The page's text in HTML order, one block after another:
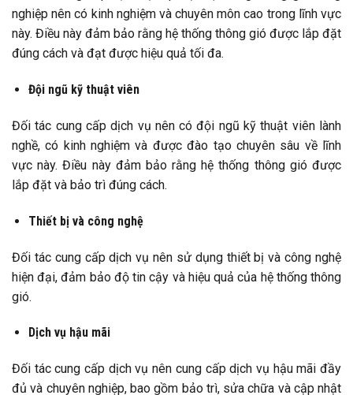
nghiệp nên có kinh nghiệm và chuyên môn cao trong lĩnh vực
này. Điều này đảm bảo rằng hệ thống thông gió được lắp đặt
đúng cách và đạt được hiệu quả tối đa.
Đội ngũ kỹ thuật viên
Đối tác cung cấp dịch vụ nên có đội ngũ kỹ thuật viên lành
nghề, có kinh nghiệm và được đào tạo chuyên sâu về lĩnh
vực này. Điều này đảm bảo rằng hệ thống thông gió được
lắp đặt và bảo trì đúng cách.
Thiết bị và công nghệ
Đối tác cung cấp dịch vụ nên sử dụng thiết bị và công nghệ
hiện đại, đảm bảo độ tin cậy và hiệu quả của hệ thống thông
gió.
Dịch vụ hậu mãi
Đối tác cung cấp dịch vụ nên cung cấp dịch vụ hậu mãi đầy
đủ và chuyên nghiệp, bao gồm bảo trì, sửa chữa và cập nhật